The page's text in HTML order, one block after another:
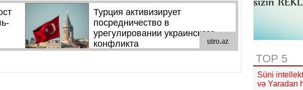
15:05 Hikmət
Azərbaycan
TOP 5
Süni
və Yaradan